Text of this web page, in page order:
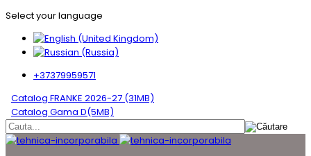
Select your language
+37379959571
Catalog FRANKE 2026-27 (31MB)
Catalog Gama D(5MB)